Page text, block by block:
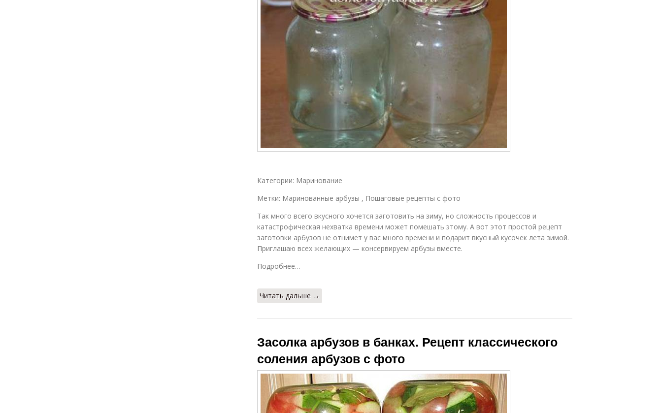
Арбузы в банке
Арбузы в трех-
литровых
банках
Салат из арбуза
Консервированные
стерилизации
Арбузы в
домашних
условиях
Малосольный
арбуз
Арбузы с
укропом
Категории: Маринование
Метки: Маринованные арбузы , Пошаговые рецепты с фото
Так много всего вкусного хочется заготовить на зиму, но сложность процессов и
катастрофическая нехватка времени может помешать этому. А вот этот простой рецепт
заготовки арбузов не отнимет у вас много времени и подарит вкусный кусочек лета зимой.
Приглашаю всех желающих — консервируем арбузы вместе.
Подробнее…
Читать дальше →
Засолка арбузов в банках. Рецепт классического
соления арбузов с фото